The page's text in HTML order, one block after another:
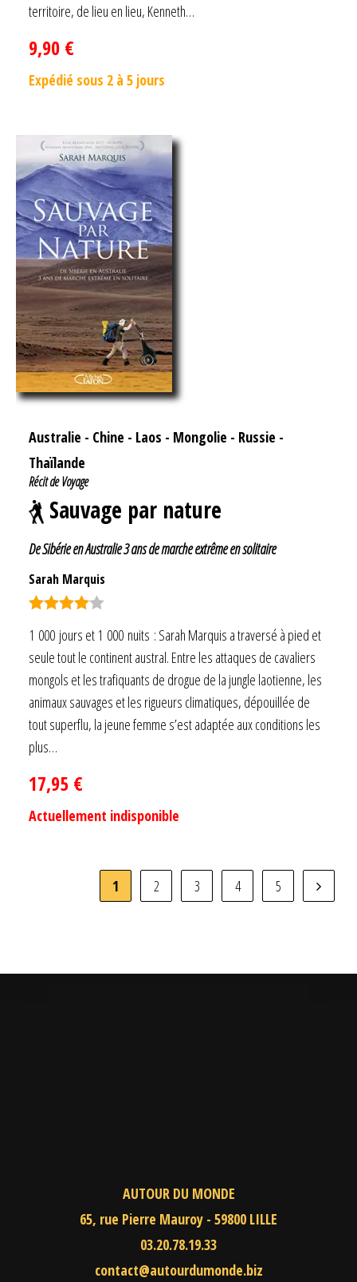
territoire, de lieu en lieu, Kenneth…
9,90 €
Expédié sous 2 à 5 jours
Australie - Chine - Laos - Mongolie - Russie -
Thaïlande
Récit de Voyage
Sauvage par nature
De Sibérie en Australie 3 ans de marche extrême en solitaire
Sarah Marquis
sur 5
1 000 jours et 1 000 nuits : Sarah Marquis a traversé à pied et
seule tout le continent austral. Entre les attaques de cavaliers
mongols et les trafiquants de drogue de la jungle laotienne, les
animaux sauvages et les rigueurs climatiques, dépouillée de
tout superflu, la jeune femme s’est adaptée aux conditions les
plus…
17,95 €
Actuellement indisponible
1 2 3 4 5
AUTOUR DU MONDE
65, rue Pierre Mauroy - 59800 LILLE
03.20.78.19.33
contact@autourdumonde.biz